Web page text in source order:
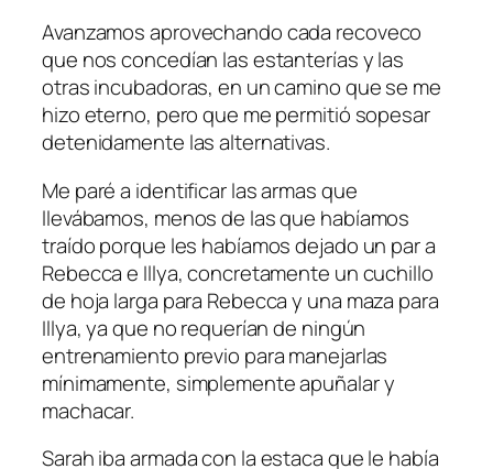
Avanzamos aprovechando cada recoveco
que nos concedían las estanterías y las
otras incubadoras, en un camino que se me
hizo eterno, pero que me permitió sopesar
detenidamente las alternativas.
Me paré a identificar las armas que
llevábamos, menos de las que habíamos
traído porque les habíamos dejado un par a
Rebecca e Illya, concretamente un cuchillo
de hoja larga para Rebecca y una maza para
Illya, ya que no requerían de ningún
entrenamiento previo para manejarlas
mínimamente, simplemente apuñalar y
machacar.
Sarah iba armada con la estaca que le había